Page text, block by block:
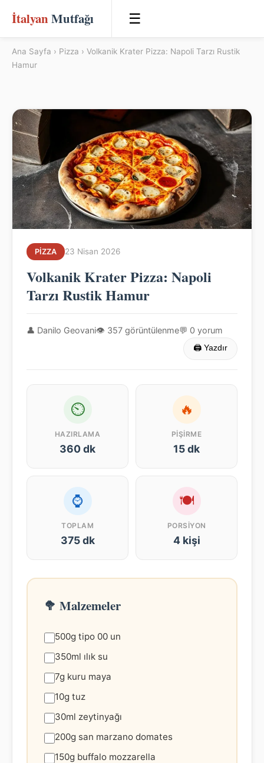
İtalyan Mutfağı ☰
Ana Sayfa › Pizza › Volkanik Krater Pizza: Napoli Tarzı Rustik
Hamur
PIZZA 23 Nisan 2026
Volkanik Krater Pizza: Napoli
Tarzı Rustik Hamur
👤 Danilo Geovani👁 357 görüntülenme💬 0 yorum
🖨 Yazdır
⏲
HAZIRLAMA
360 dk
🔥
PIŞIRME
15 dk
⌚
TOPLAM
375 dk
🍽
PORSIYON
4 kişi
🥦 Malzemeler
500g tipo 00 un
350ml ılık su
7g kuru maya
10g tuz
30ml zeytinyağı
200g san marzano domates
150g buffalo mozzarella